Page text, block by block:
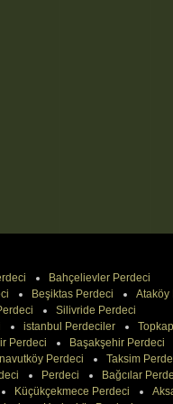
Bahçelievler Perdeci
Beşiktas Perdeci
Ataköy
Silivride Perdeci
istanbul Perdeciler
Perdeci
Başakşehir Perdeci
Perdeci
Taksim
Perdeci
Bağcılar
Küçükçekmece Perdeci